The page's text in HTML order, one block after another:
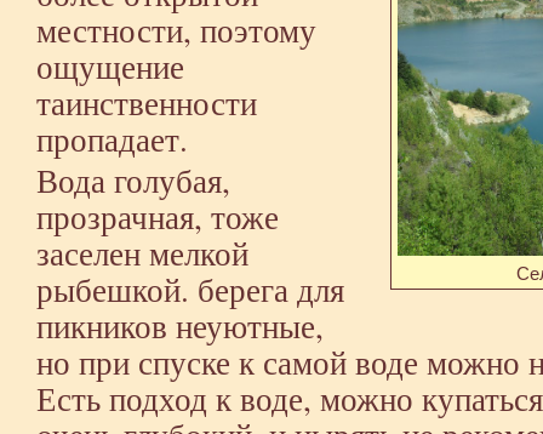
местности, поэтому
ощущение
таинственности
пропадает.
Вода голубая,
прозрачная, тоже
заселен мелкой
рыбешкой. берега для
пикников неуютные,
но при спуске к самой воде можно
Есть подход к воде, можно